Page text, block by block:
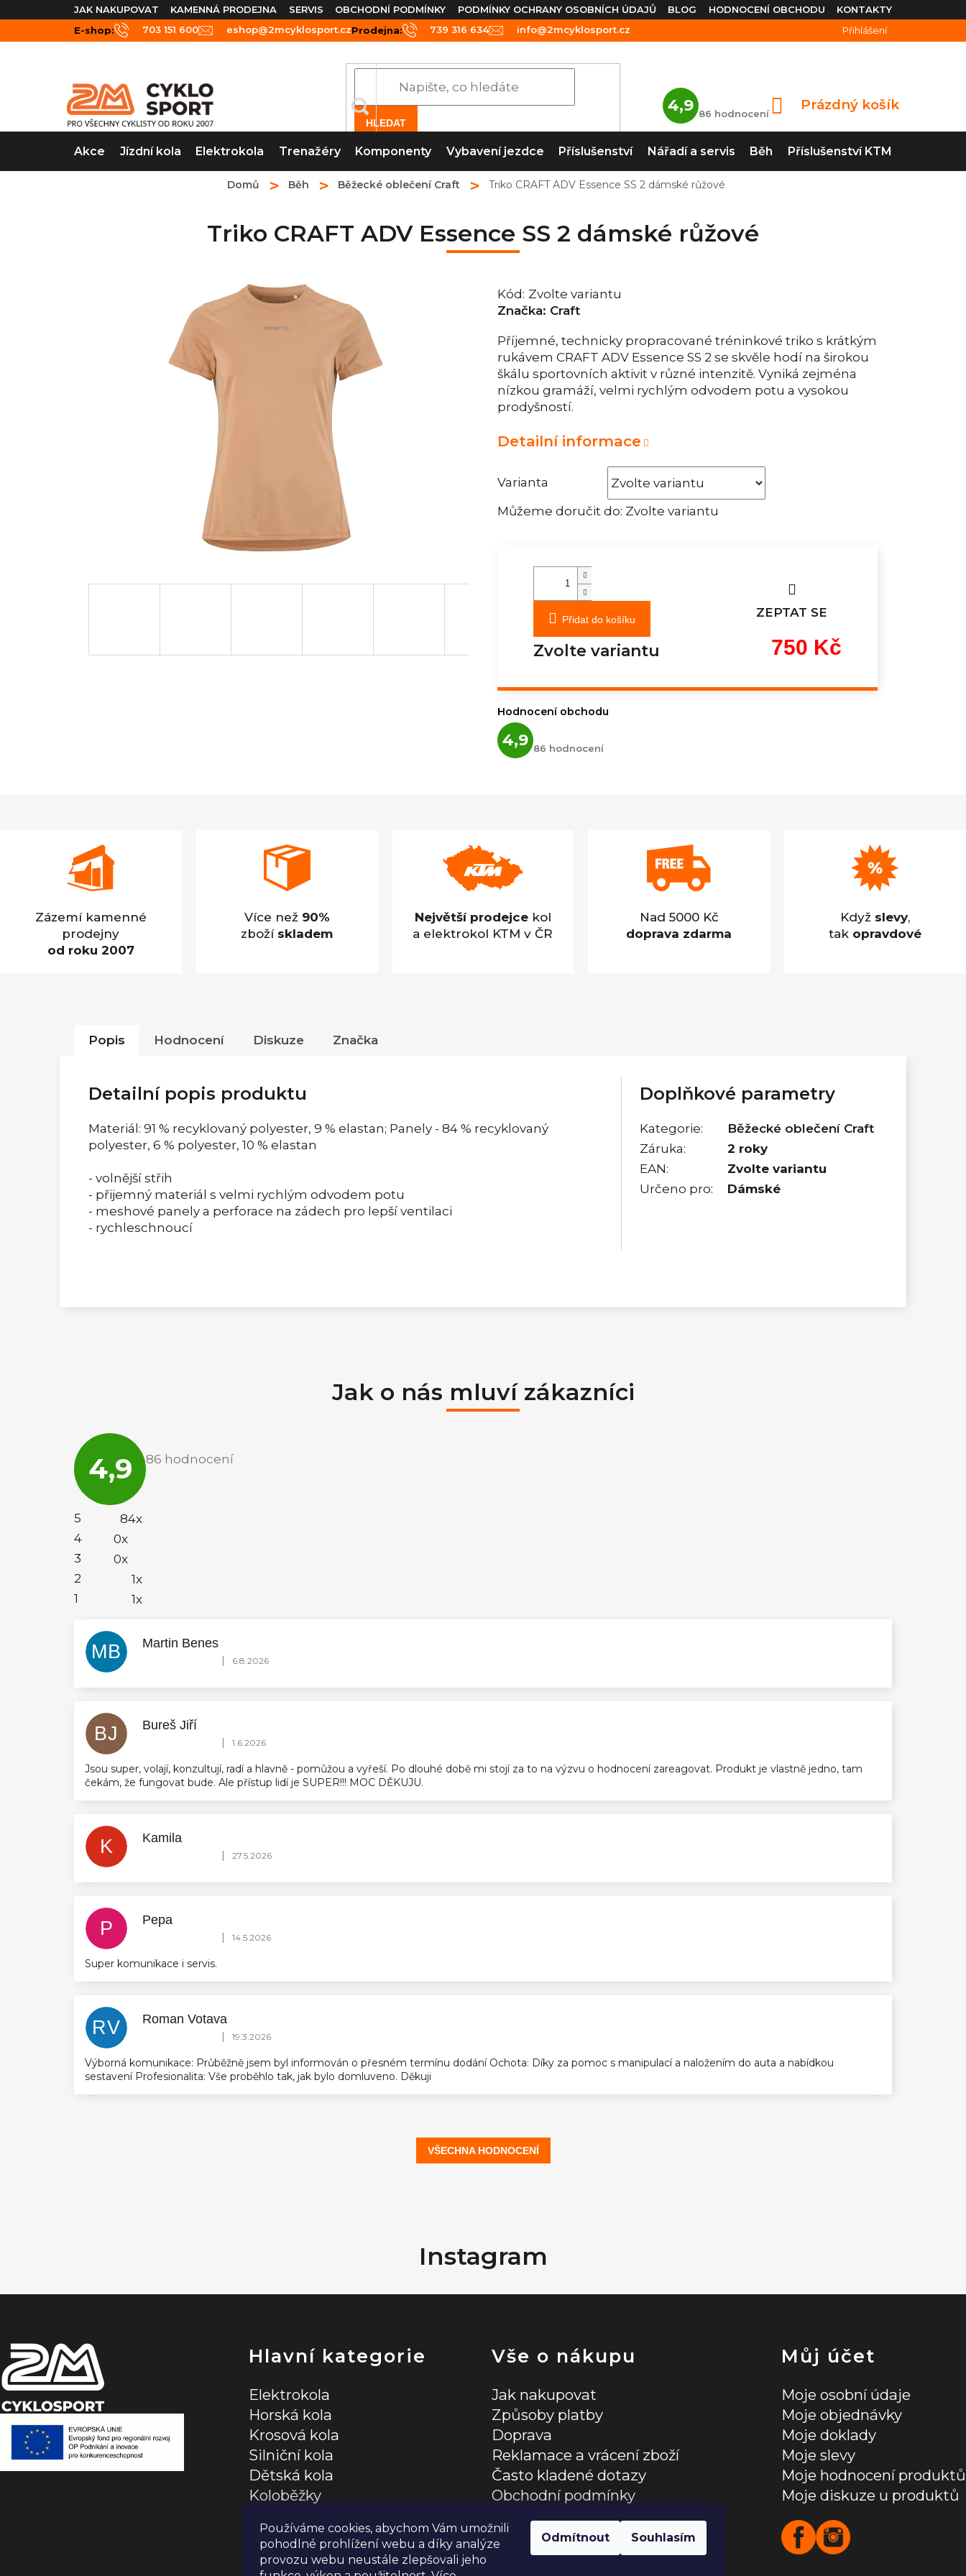
Používáme cookies, abychom Vám umožnili
pohodlné prohlížení webu a díky analýze
provozu webu neustále zlepšovali jeho
Odmítnout Souhlasím
na
obsah
JAK NAKUPOVAT KAMENNÁ PRODEJNA SERVIS OBCHODNÍ PODMÍNKY PODMÍNKY OCHRANY OSOBNÍCH ÚDAJŮ BLOG KONTAKTY
HODNOCENÍ OBCHODU
E-shop:
703 151 600 eshop@2mcyklosport.czProdejna: 739 316 634 info@2mcyklosport.cz Přihlášení
HLEDAT
4,9
Průměrné
hodnocení
je
4,9
5
86 hodnocení
NÁKUPNÍ
Prázdný košík
Akce Jízdní kola Elektrokola Trenažéry Komponenty Vybavení jezdce Příslušenství Nářadí a servis Běh Příslušenství KTM
Domů Běh Běžecké oblečení Craft Triko CRAFT ADV Essence SS 2 dámské růžové
Triko CRAFT ADV Essence SS 2 dámské růžové
Kód: Zvolte variantu
Značka: Craft
Varianta
Můžeme doručit do: Zvolte variantu
Příjemné, technicky propracované tréninkové triko s krátkým
rukávem CRAFT ADV Essence SS 2 se skvěle hodí na širokou
škálu sportovních aktivit v různé intenzitě. Vyniká zejména
nízkou gramáží, velmi rychlým odvodem potu a vysokou
prodyšností.
Detailní informace
Přidat do košíku
ZEPTAT SE
Zvolte variantu 750 Kč
cena:
Hodnocení obchodu
4,9 hodnocení
obchodu
86 hodnocení
Zázemí kamenné
prodejny
od roku 2007
Více než 90%
zboží skladem
Největší prodejcekol
a elektrokol KTM v ČR
Nad 5000 Kč
doprava zdarma
Když slevy,
tak opravdové
Popis Hodnocení Diskuze Značka
Detailní popis produktu
Materiál: 91 % recyklovaný polyester, 9 % elastan; Panely - 84 % recyklovaný
polyester, 6 % polyester, 10 % elastan
- volnější střih
- přijemný materiál s velmi rychlým odvodem potu
- meshové panely a perforace na zádech pro lepší ventilaci
- rychleschnoucí
Doplňkové parametry
Kategorie:
Běžecké oblečení Craft
Záruka:
2 roky
EAN:
Zvolte variantu
Určeno pro: Dámské
Jak o nás mluví zákazníci
4,9
obchodu
je
86 hodnocení
5
84x
4
0x
3
0x
2
1x
1
1x
MB Martin Benes
Hodnocení obchodu je 5 z 5 hvězdiček.
| 6.8.2026
BJ Bureš Jiří
Hodnocení obchodu je 5 z 5 hvězdiček.
| 1.6.2026
Jsou super, volají, konzultují, radí a hlavně - pomůžou a vyřeší. Po dlouhé době mi stojí za to na výzvu o hodnocení zareagovat. Produkt je vlastně jedno, tam
čekám, že fungovat bude. Ale přístup lidí je SUPER!!! MOC DĚKUJU.
K Kamila
Hodnocení obchodu je 5 z 5 hvězdiček.
| 27.5.2026
P Pepa
Hodnocení obchodu je 5 z 5 hvězdiček.
| 14.5.2026
Super komunikace i servis.
RV Roman Votava
Hodnocení obchodu je 5 z 5 hvězdiček.
| 19.3.2026
Výborná komunikace: Průběžně jsem byl informován o přesném termínu dodání Ochota: Díky za pomoc s manipulací a naložením do auta a nabídkou
sestavení Profesionalita: Vše proběhlo tak, jak bylo domluveno. Děkuji
VŠECHNA HODNOCENÍ
a
Instagram
Hlavní kategorie
Elektrokola
Horská kola
Krosová kola
Silniční kola
Dětská kola
Koloběžky
Vše o nákupu
Jak nakupovat
Způsoby platby
Doprava
Reklamace a vrácení zboží
Často kladené dotazy
Obchodní podmínky
Můj účet
Moje osobní údaje
Moje objednávky
Moje doklady
Moje slevy
Moje hodnocení produktů
Moje diskuze u produktů